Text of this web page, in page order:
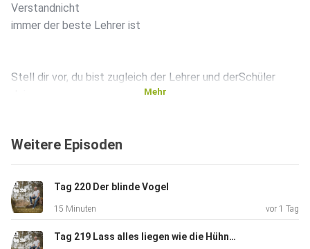
Verstandnicht
immer der beste Lehrer ist
Stell dir vor, du bist zugleich der Lehrer und derSchüler
Klingt
einem
ständigen Zyklus desErschaffens und des Erlebens.
Mehr
Weitere Episoden
Tag 220 Der blinde Vogel
15 Minuten vor 1 Tag
Tag 219 Lass alles liegen wie die Hühner den Dreck